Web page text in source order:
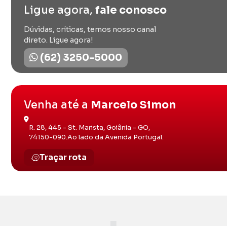
Ligue agora, fale conosco
Dúvidas, críticas, temos nosso canal
direto. Ligue agora!
(62) 3250-5000
Venha até a Marcelo Simon
R. 28, 445 - St. Marista, Goiânia - GO,
74150-090.Ao lado da Avenida Portugal.
Traçar rota